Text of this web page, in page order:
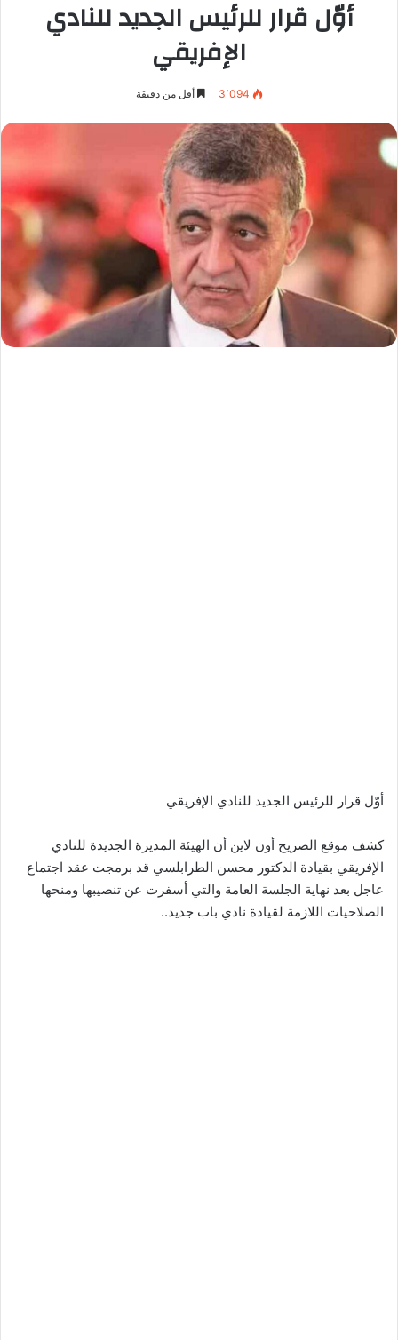
أوّل قرار للرئيس الجديد للنادي
الإفريقي
3٬094 أقل من دقيقة
أوّل قرار للرئيس الجديد للنادي الإفريقي
كشف موقع الصريح أون لاين أن الهيئة المديرة الجديدة للنادي
الإفريقي بقيادة الدكتور محسن الطرابلسي قد برمجت عقد اجتماع
عاجل بعد نهاية الجلسة العامة والتي أسفرت عن تنصيبها ومنحها
الصلاحيات اللازمة لقيادة نادي باب جديد..